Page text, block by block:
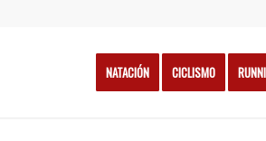
NATACIÓN CICLISMO